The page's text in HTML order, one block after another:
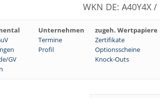
WKN DE: A40Y4X
Unternehmen zugeh. Wertpapiere
Termine Zertifikate
Profil Optionsscheine
GV
Knock-Outs